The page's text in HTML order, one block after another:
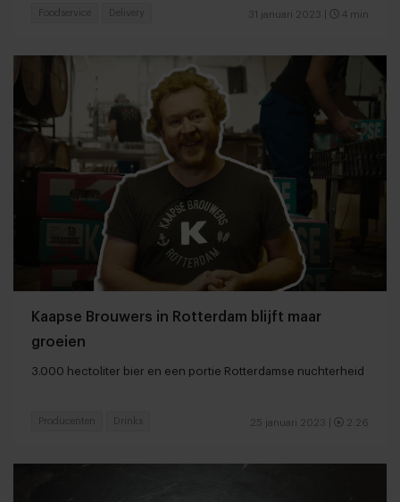
31 januari 2023 4 min
Foodservice Delivery
Kaapse Brouwers in Rotterdam blijft maar
groeien
3.000 hectoliter bier en een portie Rotterdamse nuchterheid
25 januari 2023 2:26
Producenten Drinks